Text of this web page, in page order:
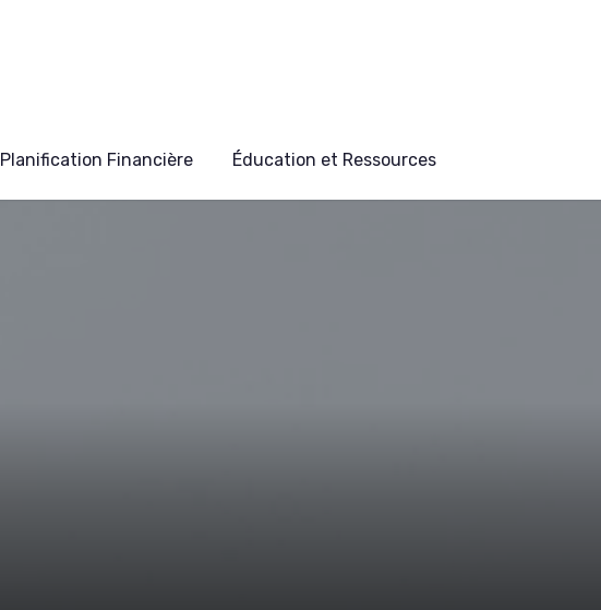
Planification Financière Éducation et Ressources